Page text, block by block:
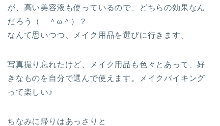
が、高い美容液も使っているので、どちらの効果なん
だろう（ ＾ω＾）？
なんて思いつつ、メイク用品を選びに行きます。
写真撮り忘れたけど、メイク用品も色々とあって、好
きなものを自分で選んで使えます。メイクバイキング
って楽しい♪
ちなみに帰りはあっさりと